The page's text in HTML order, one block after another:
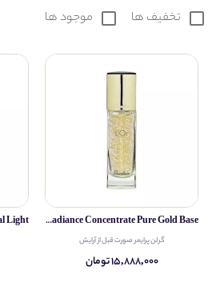
check_box_outline_blank تخفیف ها check_box_outline_blank موجود ها
Guerlain Lor Radiance Concentrate Pure Gold Base
گرلن پرایمر صورت قبل از آرایش
۱۵,۸۸۸,۰۰۰ تومان
Light